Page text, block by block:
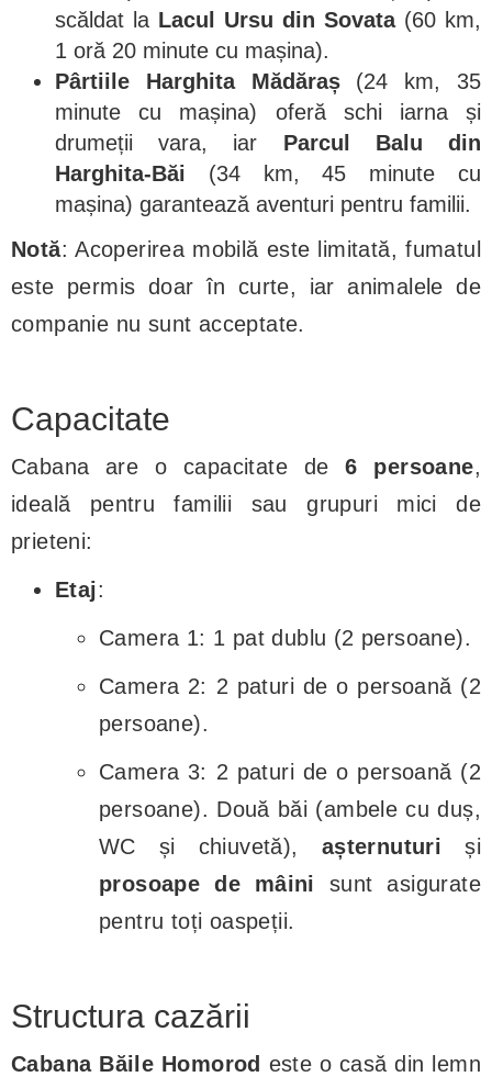
scăldat la Lacul Ursu din Sovata(60 km,
1 oră 20 minute cu mașina).
Pârtiile Harghita Mădăraș(24 km, 35
minute cu mașina) oferă schi iarna și
drumeții vara, iar Parcul Balu din
Harghita-Băi (34 km, 45 minute cu
mașina) garantează aventuri pentru familii.
Notă: Acoperirea mobilă este limitată, fumatul
este permis doar în curte, iar animalele de
companie nu sunt acceptate.
Capacitate
Cabana are o capacitate de6 persoane,
ideală pentru familii sau grupuri mici de
prieteni:
Etaj:
Camera 1: 1 pat dublu (2 persoane).
Camera 2: 2 paturi de o persoană (2
persoane).
Camera 3: 2 paturi de o persoană (2
persoane). Două băi (ambele cu duș,
WC și chiuvetă), așternuturi și
prosoape de mâini sunt asigurate
pentru toți oaspeții.
Structura cazării
Cabana Băile Homorod este o casă din lemn